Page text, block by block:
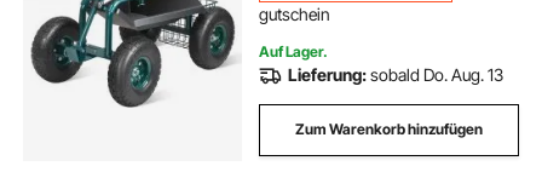
gutschein
Auf Lager.
Lieferung:sobald Do. Aug. 13
Zum Warenkorb hinzufügen